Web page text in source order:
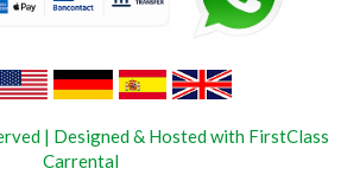
| Designed & Hosted with FirstClass
Carrental